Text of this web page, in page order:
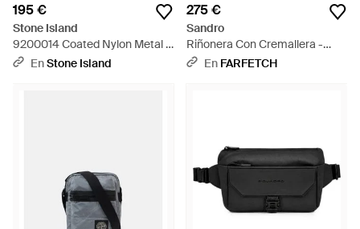
195 €
Stone Island
9200014 Coated Nylon Metal -
Blanco
EnStone Island
275 €
Sandro
Riñonera Con Cremallera -
Negro
En FARFETCH